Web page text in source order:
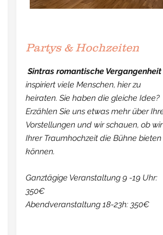
Partys & Hochzeiten
​Sintras romantische Vergangenheit
inspiriert viele Menschen, hier zu
heiraten. Sie haben die gleiche Idee?
Erzählen Sie uns etwas mehr über
Vorstellungen und wir schauen, ob wir
Ihrer Traumhochzeit die Bühne bieten
können.
Ganztägige Veranstaltung 9 -19 Uhr:
350€
Abendveranstaltung 18-23h: 350€